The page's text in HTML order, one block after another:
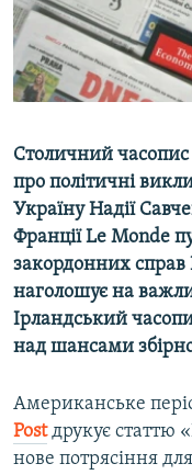
СВІДЧЕННЯ ОКУПАЦІЇ
УКРАЇНСЬКА
ІНФОГРАФІКА
Qırımtatar
ДОЛУЧАЙСЯ!
Усі сайти RFE/RL
Cтоличний
про політичні
Україну Надії
Франції Le Monde
закордонних
наголошує на
Ірландський
над шансами
Американське
Post​друкує статтю
нове потрясіння